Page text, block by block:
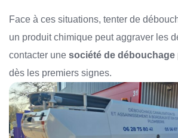
Face à ces situations, tenter de
un produit chimique peut aggraver les
contacter une société de débouchage
dès les premiers signes.